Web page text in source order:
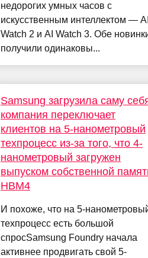
недорогих умных часов с
искусственным интеллектом — AI
Watch 2 и AI Watch 3. Обе
получили одинаковы...
Samsung загрузила саму
компания переключает
клиентов на 5-нанометровый
техпроцесс из-за того, что 4-
нанометровый загружен
выпуском собственной
HBM4
И похоже, что на 5-
техпроцесс есть большой
спросSamsung Foundry начала
активнее продвигать свой 5-